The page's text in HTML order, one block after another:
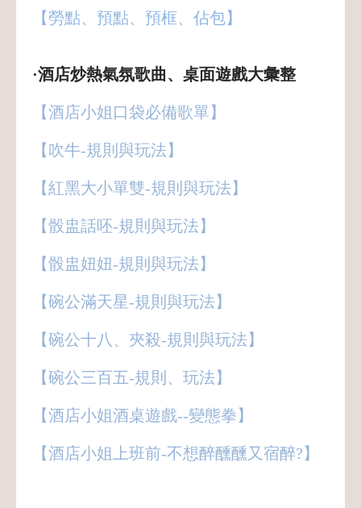
【勞點、預點、預框、佔包】
·酒店炒熱氣氛歌曲、桌面遊戲大彙整
【酒店小姐口袋必備歌單】
【吹牛-規則與玩法】
【紅黑大小單雙-規則與玩法】
【骰盅話呸-規則與玩法】
【骰盅妞妞-規則與玩法】
【碗公滿天星-規則與玩法】
【碗公十八、夾殺-規則與玩法】
【碗公三百五-規則、玩法】
【酒店小姐酒桌遊戲--變態拳】
【酒店小姐上班前-不想醉醺醺又宿醉?】